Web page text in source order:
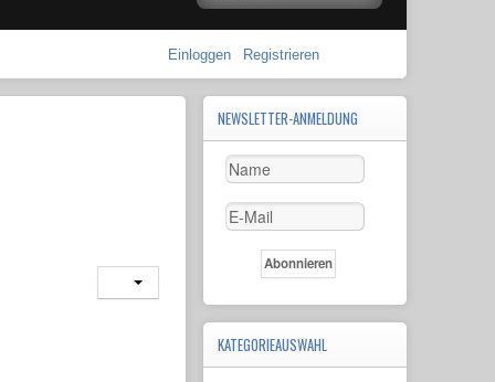
Einloggen Registrieren
NEWSLETTER-ANMELDUNG
KATEGORIEAUSWAHL